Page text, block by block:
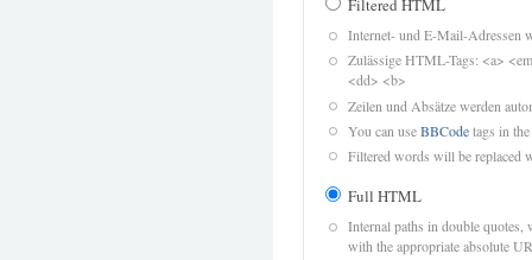
Filtered HTML
Internet- und E-Mail-Adressen
Zulässige HTML-Tags: <a>
<dd> <b>
Zeilen und Absätze werden
You can useBBCodetags in
Filtered words will be replaced
Full HTML
Internal paths in double quotes,
with the appropriate absolute